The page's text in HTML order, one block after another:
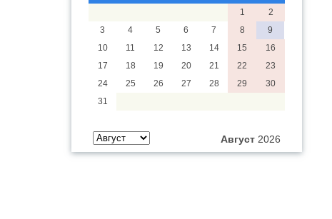
Август 2026
1
2
3
4 5 6 7 8
9
10
11 12 13 14 15
16
17
18 19 20 21 22
23
24
25 26 27 28 29
30
31